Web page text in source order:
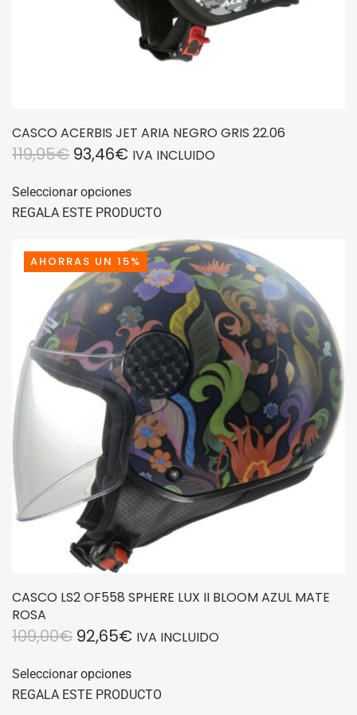
CASCO ACERBIS JET ARIA NEGRO GRIS 22.06
119,95€ EL
ORIGINAL
119,95€.
93,46€EL
ACTUAL
93,46€.
IVA INCLUIDO
Seleccionar opcionesproducto
tiene
múltiples
variantes.
Las
opciones
se
pueden
elegir
en
la
página
de
producto
REGALA ESTE PRODUCTO
AHORRAS UN 15%
CASCO LS2 OF558 SPHERE LUX II BLOOM AZUL MATE
ROSA
109,00€ EL
ORIGINAL
92,65€EL
IVA INCLUIDO
Seleccionar opcionesproducto
tiene
REGALA ESTE PRODUCTO